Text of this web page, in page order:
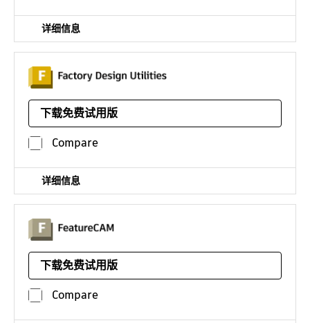
详细信息
下载免费试用版
平台：
Compare
详细信息
的 Fusion 360 中
下载免费试用版
平台：
Compare